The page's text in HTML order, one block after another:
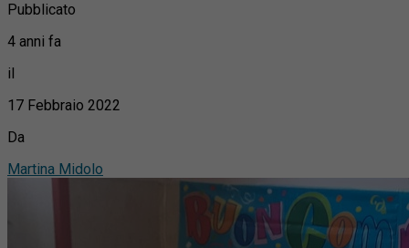
Pubblicato
4 anni fa
il
17 Febbraio 2022
Da
Martina Midolo